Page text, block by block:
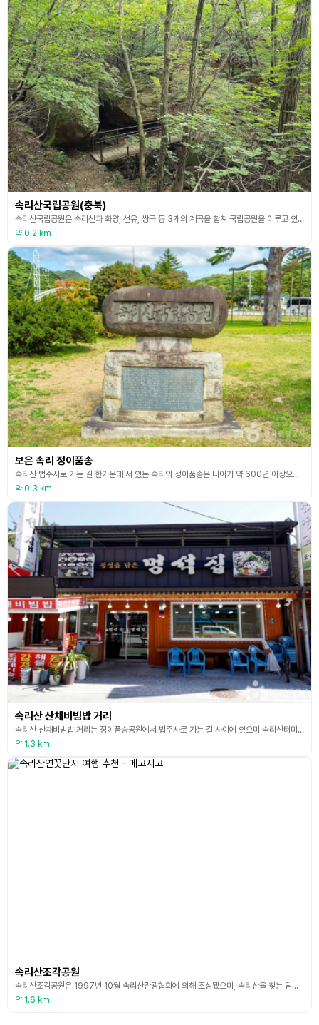
속리산국립공원(충북)
속리산국립공원은 속리산과 화양, 선유, 쌍곡 등 3개의 계곡을 합쳐 국립공원을 이루고 있다. 속리산은 기암 절경이 빼어난 산으로 한국 8경 중 하나로 꼽히며, 태백산맥에서 남서 방향으로 뻗어 나오는 소백산맥줄기 가운데 위치하여 충북 보은군, 괴산군, 경북 상주시의 경계에 있는 산이다. 해발 1,058m인 속리산은 화강암을 기반으로 변성 퇴적암이 섞여 있어 화강암 부분은 날카롭게 솟아오르고 변성 퇴적암 부분은 깊게 파여 있다. 높고 깊은 봉우리와 계곡은
약 0.2 km
보은 속리 정이품송
속리산 법주사로 가는 길 한가운데 서 있는 속리의 정이품송은 나이가 약 600년 이상으로 추정되는 소나무로 높이는 15m, 가슴둘레 4.5m, 가지의 길이는 동쪽 10.3m, 서쪽 9.6m, 북쪽 10m이며 총면적은 1158.3㎡에 이른다. 벼슬품계인 정 2품을 받은 나무로 속리산의 상징으로 널리 알려졌다. 이 소나무가 정이품송이라는 이름을 얻게 된 데에는 다음과 같은 이야기가 있다. 세조 10년(1464)에 왕이 법주사로 행차할 때 타고 있던 가마가
약 0.3 km
속리산 산채비빔밥 거리
속리산 산채비빔밥 거리는 정이품송공원에서 법주사로 가는 길 사이에 있으며 속리산터미널, 속리산조각공원과 가깝다. 공기 좋은 곳에서 자연경관을 즐기면서 먹는 맛있는 산채비빔밥은 산해진미가 부럽지 않다. 그중 봄에 먹는 산채비빔밤이 가장 맛있고, 다양한 맛을 느낄 수 있기로 유명하다. 봄에 새싹을 내민 부드럽고 연한 산나물과 약초 등이 맛을 돋운다. 산채비빔밥 거리의 시작은 1970년대 후반으로 거슬러 올라간다. 처음에 두세 집이 영업을 하던 것이 1980
약 1.3 km
속리산조각공원
속리산조각공원은 1997년 10월 속리산관광협회에 의해 조성됐으며, 속리산을 찾는 탐방객에게 볼거리와 문화 관광 서비스를 제공하고 안락한 휴식공간이 되고 있다. 속리산국립공원 잔디공원 내에 조성된 공원으로 넓이는 약 2만 4000㎡이며, 김석우의 ‘하늘과 땅의 교감’, ‘양현조의 동심의 고향’, 이상필의 ‘정’ 등 충청권의 대표적인 작가 27명의 작품 27점이 전시되어 있어, 속리산을 찾는 관광객에게 예술작품을 감상할 수 있게 한다. 또한 방문객의 편
약 1.6 km